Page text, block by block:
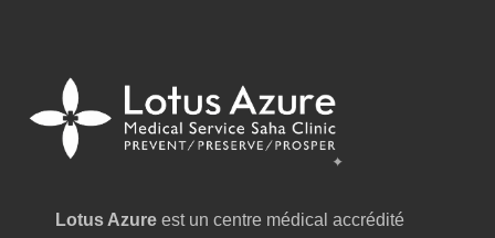
Lotus Azure est un centre médical accrédité